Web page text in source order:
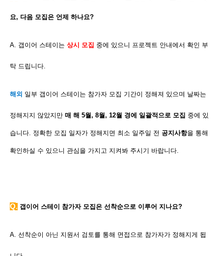
요, 다음 모집은 언제 하나요?
A. 갭이어 스테이는 상시 모집 중에 있으니 프로젝트 안내에서 확인 부
탁 드립니다.
해외 일부 갭이어 스테이는 참가자 모집 기간이 정해져 있으며 날짜는
정해지지 않았지만 매 해 5월, 8월, 12월 경에 일괄적으로 모집 중에 있
습니다. 정확한 모집 일자가 정해지면 최소 일주일 전 공지사항을 통해
확인하실 수 있으니 관심을 가지고 지켜봐 주시기 바랍니다.
Q. 갭이어 스테이 참가자 모집은 선착순으로 이루어 지나요?
A. 선착순이 아닌 지원서 검토를 통해 면접으로 참가자가 정해지게 됩